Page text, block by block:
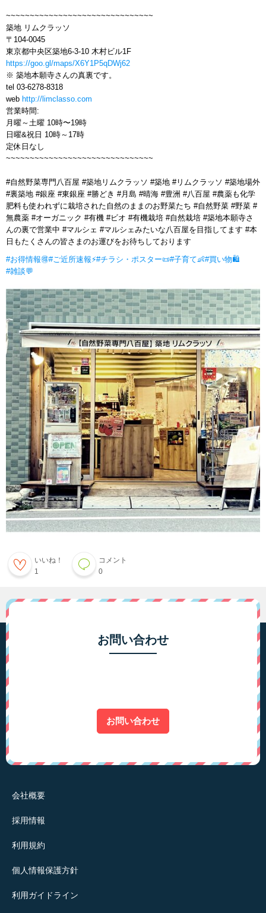
~~~~~~~~~~~~~~~~~~~~~~~~~~~~~~~
築地 リムクラッソ
〒104-0045
東京都中央区築地6-3-10 木村ビル1F
https://goo.gl/maps/X6Y1P5qDWj62
※ 築地本願寺さんの真裏です。
tel 03-6278-8318
web http://limclasso.com
営業時間:
月曜～土曜 10時〜19時
日曜&祝日 10時～17時
定休日なし
~~~~~~~~~~~~~~~~~~~~~~~~~~~~~~~
#自然野菜専門八百屋 #築地リムクラッソ #築地 #リムクラッソ #築地場外
#裏築地 #銀座 #東銀座 #勝どき #月島 #晴海 #豊洲 #八百屋 #農薬も化学
肥料も使われずに栽培された自然のままのお野菜たち #自然野菜 #野菜 #
無農薬 #オーガニック #有機 #ビオ #有機栽培 #自然栽培 #築地本願寺さ
んの裏で営業中 #マルシェ #マルシェみたいな八百屋を目指してます #本
日もたくさんの皆さまのお運びをお待ちしております
#お得情報🉐#ご近所速報⚡#チラシ・ポスター📜#子育て👶#買い物🛍
#雑談💬
いいね！
1
コメント
0
お問い合わせ
お問い合わせ
会社概要
採用情報
利用規約
個人情報保護方針
利用ガイドライン